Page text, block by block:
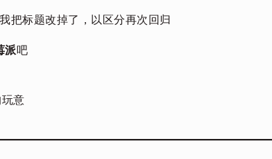
把标题改掉了，以区分再次回归
派吧
意